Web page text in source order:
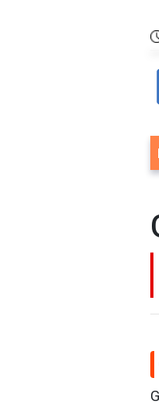
Sistemleri: Akıllı Kilit ve Çelik